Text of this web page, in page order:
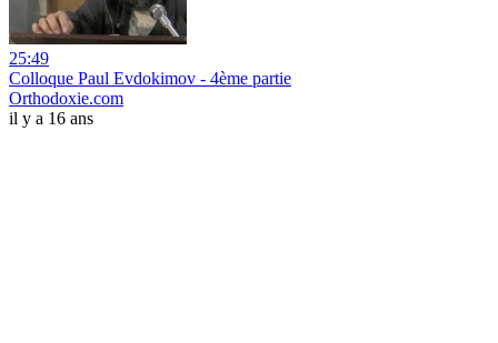
25:49
Colloque Paul Evdokimov - 4ème partie
Orthodoxie.com
il y a 16 ans